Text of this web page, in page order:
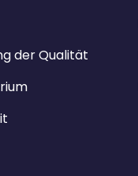
der Qualität